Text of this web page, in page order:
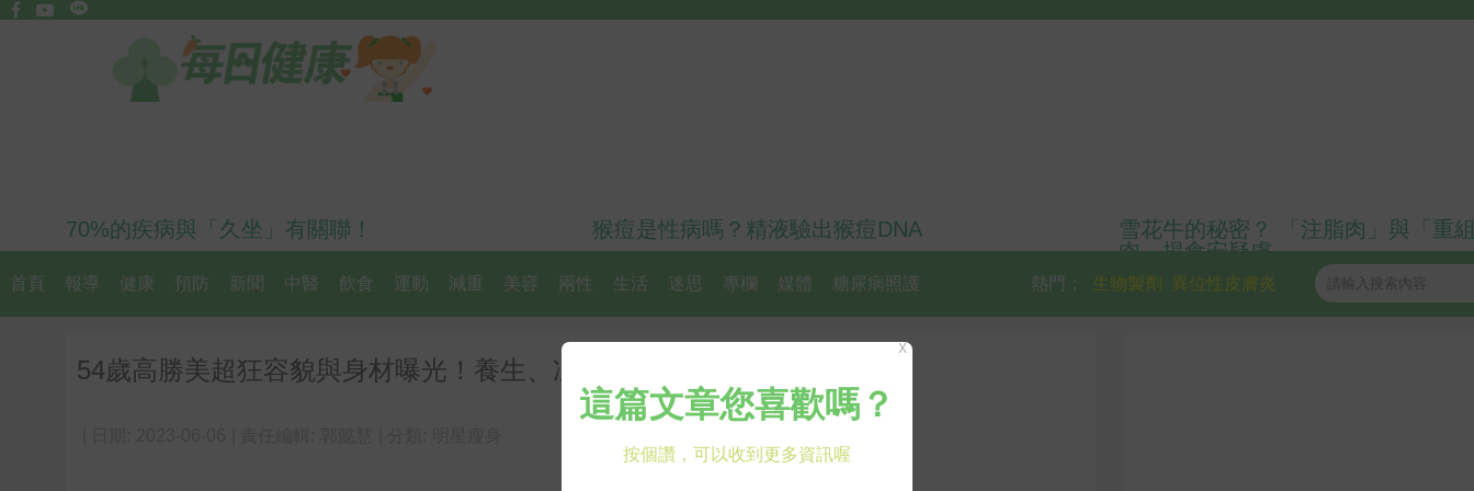
70%的疾病與「久坐」有關聯！ 猴痘是性病嗎？精液驗出猴痘DNA
雪花牛的秘密？ 「注脂肉」與「重
肉」揭食安疑慮
首頁 報導 健康 預防 新聞 中醫 飲食 運動 減重 美容 兩性 生活 迷思 專欄 媒體 糖尿病照護 異位性皮膚炎
生物製劑
熱門：
54歲高勝美超狂容貌與身材曝光！養生、凍齡秘訣公開
X